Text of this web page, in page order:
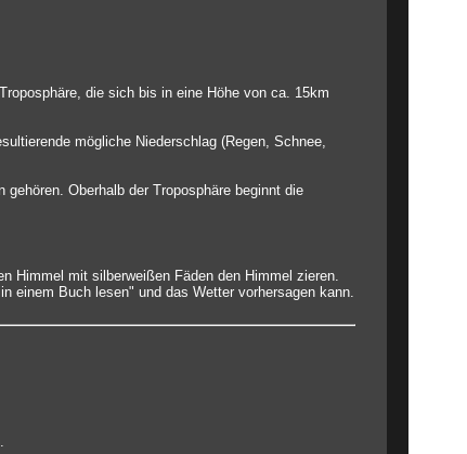
die sich bis in eine Höhe von ca. 15km
mögliche Niederschlag (Regen, Schnee,
Oberhalb der Troposphäre beginnt die
Himmel mit silberweißen Fäden den Himmel zieren.
einem Buch lesen" und das Wetter vorhersagen kann.